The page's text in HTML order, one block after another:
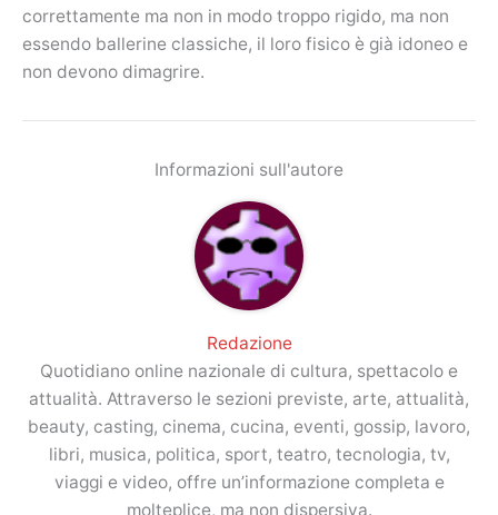
correttamente ma non in modo troppo rigido, ma non
essendo ballerine classiche, il loro fisico è già idoneo e
non devono dimagrire.
Informazioni sull'autore
Redazione
Quotidiano online nazionale di cultura, spettacolo e
attualità. Attraverso le sezioni previste, arte, attualità,
beauty, casting, cinema, cucina, eventi, gossip, lavoro,
libri, musica, politica, sport, teatro, tecnologia, tv,
viaggi e video, offre un’informazione completa e
molteplice, ma non dispersiva.